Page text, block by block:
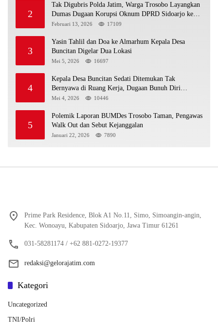
2
Tak Digubris Polda Jatim, Warga Trosobo Layangkan
Dumas Dugaan Korupsi Oknum DPRD Sidoarjo ke
Kapolri
Februari 13, 2026 17109
3
Yasin Tahlil dan Doa ke Almarhum Kepala Desa
Buncitan Digelar Dua Lokasi
Mei 5, 2026 16697
4
Kepala Desa Buncitan Sedati Ditemukan Tak
Bernyawa di Ruang Kerja, Dugaan Bunuh Diri
Menguat
Mei 4, 2026 10446
5
Polemik Laporan BUMDes Trosobo Taman, Pengawas
Walk Out dan Sebut Kejanggalan
Januari 22, 2026 7890
Prime Park Residence, Blok A1 No.11, Simo, Simoangin-angin,
Kec. Wonoayu, Kabupaten Sidoarjo, Jawa Timur 61261
031-58281174 / +62 881-0272-19377
redaksi@gelorajatim.com
Kategori
Uncategorized
TNI/Polri